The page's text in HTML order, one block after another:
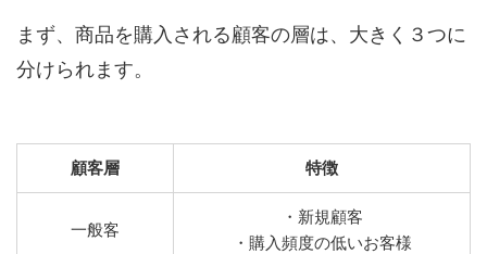
まず、商品を購入される顧客の層は、大きく３つに
分けられます。
顧客層 特徴
一般客
・新規顧客
・購入頻度の低いお客様